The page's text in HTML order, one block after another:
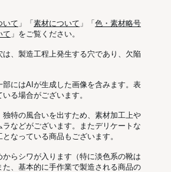
いて 」「 素材について 」「 色・素材略号
て 」をご覧ください。
、製造工程上発生する穴であり、欠陥
部にはAIが生成した画像を含みます。表
る場合がございます。
独特の風合いを出すため、素材加工上
などがございます。またデリケートな
なっている商品もございます。
らシワが入ります（特に淡色系の靴は
、基本的に手作業で製造される商品の